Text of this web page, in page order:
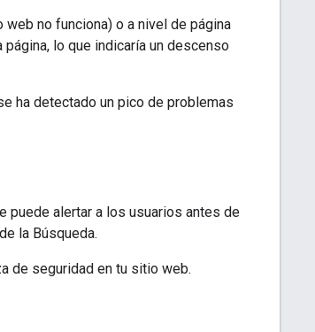
no funciona) o a nivel de página
lo que indicaría un descenso
ha detectado un pico de problemas
puede alertar a los usuarios antes de
la Búsqueda.
de seguridad en tu sitio web.